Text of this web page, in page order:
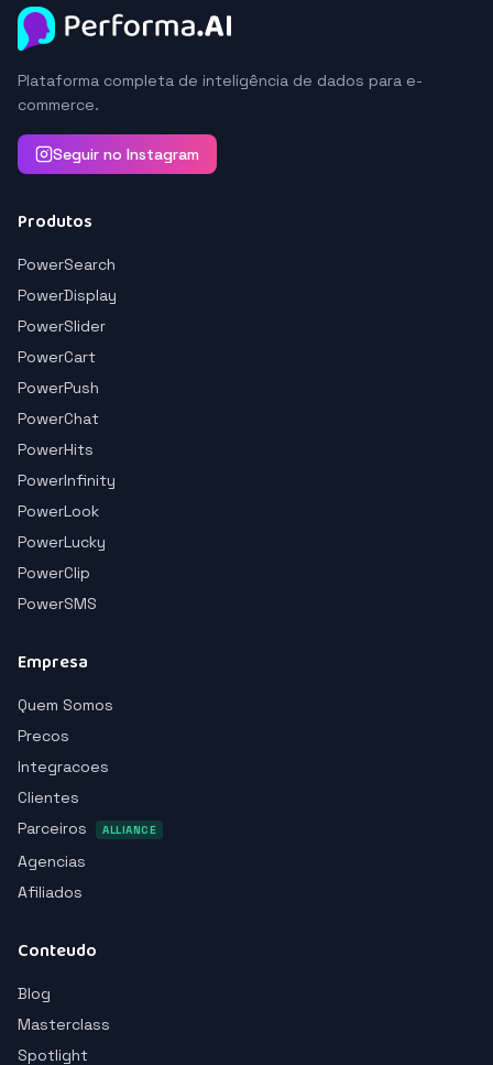
Plataforma completa de inteligência de dados para e-
commerce.
Seguir no Instagram
Produtos
PowerSearch
PowerDisplay
PowerSlider
PowerCart
PowerPush
PowerChat
PowerHits
PowerInfinity
PowerLook
PowerLucky
PowerClip
PowerSMS
Empresa
Quem Somos
Precos
Integracoes
Clientes
Parceiros
ALLIANCE
Agencias
Afiliados
Conteudo
Blog
Masterclass
Spotlight